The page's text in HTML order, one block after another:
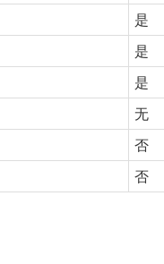
是
是
是
无
否
否